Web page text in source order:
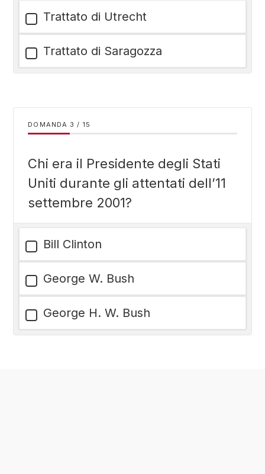
Trattato di Utrecht
Trattato di Saragozza
DOMANDA / 15
Chi era il Presidente degli Stati
Uniti durante gli attentati dell’11
settembre 2001?
Bill Clinton
George W. Bush
George H. W. Bush